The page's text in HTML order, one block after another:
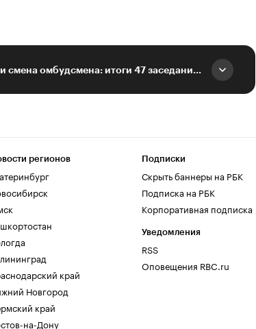
Помощь бойцам СВО и смена омбудсмена: итоги 47 заседания Курской облдумы
регионов
край
Новгород
край
на-Дону
Подписки
Скрыть баннеры на РБК
Подписка на РБК
Корпоративная подписка
Уведомления
RSS
Оповещения RBC.ru